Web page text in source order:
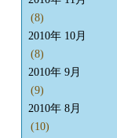
(8)
2010年 10月
(8)
2010年 9月
(9)
2010年 8月
(10)